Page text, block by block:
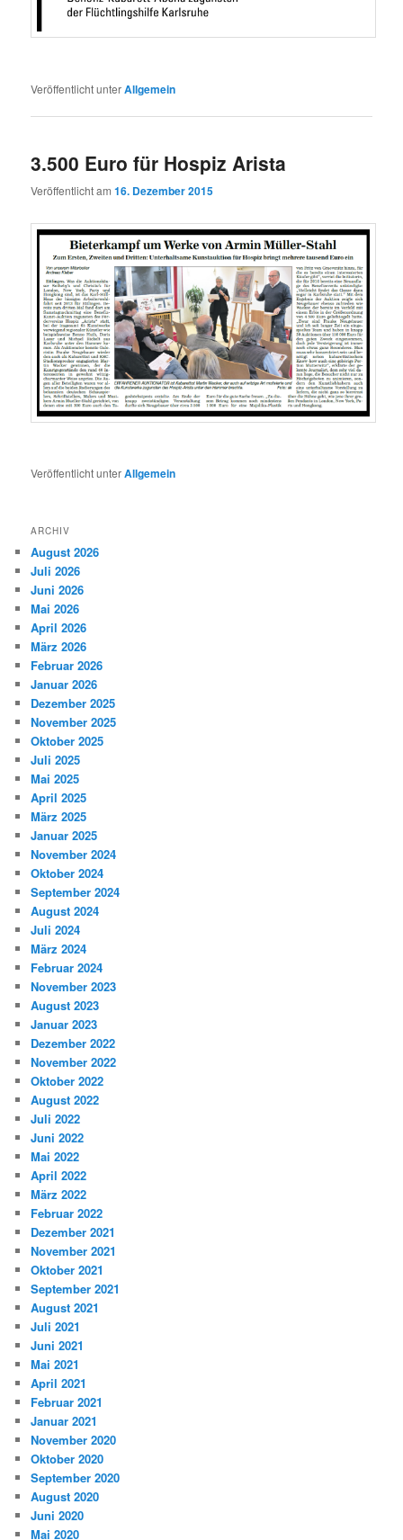
Veröffentlicht unterAllgemein
3.500 Euro für Hospiz Arista
Veröffentlicht am16. Dezember 2015
Veröffentlicht unterAllgemein
ARCHIV
August 2026
Juli 2026
Juni 2026
Mai 2026
April 2026
März 2026
Februar 2026
Januar 2026
Dezember 2025
November 2025
Oktober 2025
Juli 2025
Mai 2025
April 2025
März 2025
Januar 2025
November 2024
Oktober 2024
September 2024
August 2024
Juli 2024
März 2024
Februar 2024
November 2023
August 2023
Januar 2023
Dezember 2022
November 2022
Oktober 2022
August 2022
Juli 2022
Juni 2022
Mai 2022
April 2022
März 2022
Februar 2022
Dezember 2021
November 2021
Oktober 2021
September 2021
August 2021
Juli 2021
Juni 2021
Mai 2021
April 2021
Februar 2021
Januar 2021
November 2020
Oktober 2020
September 2020
August 2020
Juni 2020
Mai 2020